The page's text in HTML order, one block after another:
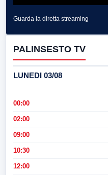
Guarda la diretta streaming
PALINSESTO TV
LUNEDI 03/08
00:00
02:00
09:00
10:30
12:00